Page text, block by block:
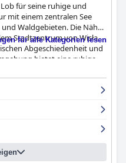
für seine ruhige und
mit einem zentralen See
Waldgebieten. Die Nähe
Stadtzentrum von Wisła
Abgeschiedenheit und
bietet eine ruhige
einen atemberaubenden
was das Resort zu
und Outdoor-
vielfältige Auswahl und
bietet eine breite
Zutaten, die auf
für alle Kategorien lesen